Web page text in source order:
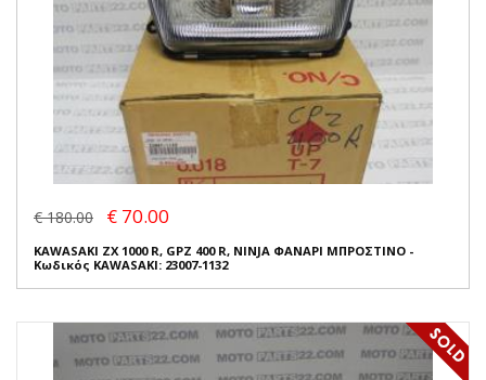
€ 180.00 € 70.00
KAWASAKI ZX 1000 R, GPZ 400 R, NINJA ΦΑΝΑΡΙ ΜΠΡΟΣΤΙΝΟ -
Κωδικός KAWASAKI: 23007-1132